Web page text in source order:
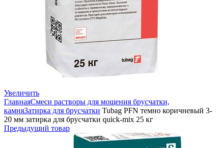
Увеличить
ГлавнаяСмеси растворы для мощения брусчатки,
камняЗатирка для брусчатки Tubag PFN темно коричневый 3-
20 мм затирка для брусчатки quick-mix 25 кг
Предыдущий товар